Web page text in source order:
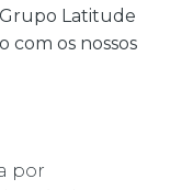
Grupo Latitude
com os nossos